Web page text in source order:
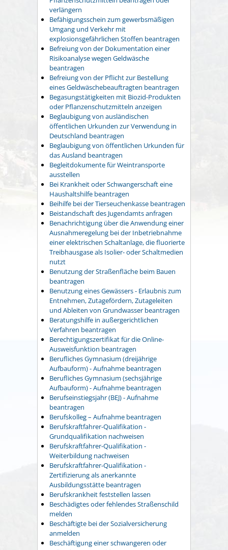
verlängern
Befähigungsschein zum gewerbsmäßigen
Umgang und Verkehr mit
explosionsgefährlichen Stoffen beantragen
Befreiung von der Dokumentation einer
Risikoanalyse wegen Geldwäsche
beantragen
Befreiung von der Pflicht zur Bestellung
eines Geldwäschebeauftragten beantragen
Begasungstätigkeiten mit Biozid-Produkten
oder Pflanzenschutzmitteln anzeigen
Beglaubigung von ausländischen
öffentlichen Urkunden zur Verwendung in
Deutschland beantragen
Beglaubigung von öffentlichen Urkunden für
das Ausland beantragen
Begleitdokumente für Weintransporte
ausstellen
Bei Krankheit oder Schwangerschaft eine
Haushaltshilfe beantragen
Beihilfe bei der Tierseuchenkasse beantragen
Beistandschaft des Jugendamts anfragen
Benachrichtigung über die Anwendung einer
Ausnahmeregelung bei der Inbetriebnahme
einer elektrischen Schaltanlage, die fluorierte
Treibhausgase als Isolier- oder Schaltmedien
nutzt
Benutzung der Straßenfläche beim Bauen
beantragen
Benutzung eines Gewässers - Erlaubnis zum
Entnehmen, Zutagefördern, Zutageleiten
und Ableiten von Grundwasser beantragen
Beratungshilfe in außergerichtlichen
Verfahren beantragen
Berechtigungszertifikat für die Online-
Ausweisfunktion beantragen
Berufliches Gymnasium (dreijährige
Aufbauform) - Aufnahme beantragen
Berufliches Gymnasium (sechsjährige
Aufbauform) - Aufnahme beantragen
Berufseinstiegsjahr (BEJ) - Aufnahme
beantragen
Berufskolleg – Aufnahme beantragen
Berufskraftfahrer-Qualifikation -
Grundqualifikation nachweisen
Berufskraftfahrer-Qualifikation -
Weiterbildung nachweisen
Berufskraftfahrer-Qualifikation -
Zertifizierung als anerkannte
Ausbildungsstätte beantragen
Berufskrankheit feststellen lassen
Beschädigtes oder fehlendes Straßenschild
melden
Beschäftigte bei der Sozialversicherung
anmelden
Beschäftigung einer schwangeren oder